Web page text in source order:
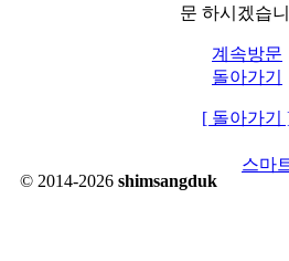
문 하시겠습
계속방문
돌아가기
[ 돌아가기
© 2014-2026 shimsangduk
스마